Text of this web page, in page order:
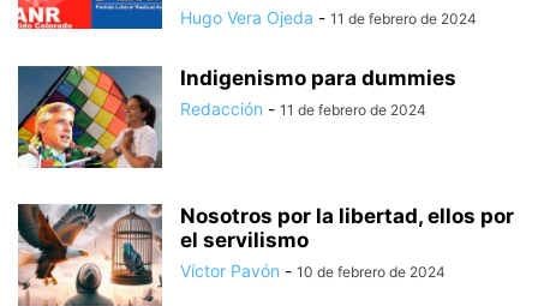
Hugo Vera Ojeda - 11 de febrero de 2024
Indigenismo para dummies
Redacción - 11 de febrero de 2024
Nosotros por la libertad, ellos por
el servilismo
Víctor Pavón - 10 de febrero de 2024